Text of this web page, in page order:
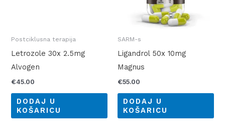
Postciklusna terapija
Letrozole 30x 2.5mg
Alvogen
€45.00
DODAJ U
KOŠARICU
SARM-s
Ligandrol 50x 10mg
Magnus
€55.00
DODAJ U
KOŠARICU